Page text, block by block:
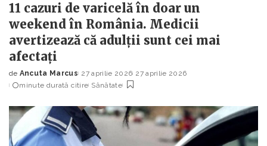
11 cazuri de varicelă în doar un
weekend în România. Medicii
avertizează că adulții sunt cei mai
afectați
Posted
by
de Ancuta Marcus 27 aprilie 2026 27 aprilie 2026
minute durată citire Sănătate